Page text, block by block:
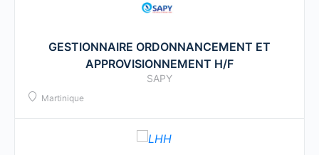
GESTIONNAIRE ORDONNANCEMENT ET
APPROVISIONNEMENT H/F
SAPY
Martinique